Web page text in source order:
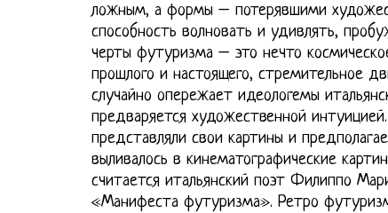
ложным, а формы – потерявшими
способность волновать и удивлять,
черты футуризма – это нечто
прошлого и настоящего, стремительное
случайно опережает идеологемы
предваряется художественной
представляли свои картины и
выливалось в кинематографические
считается итальянский поэт Филиппо
«Манифеста футуризма». Ретро